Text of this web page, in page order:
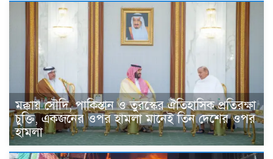
মক্কায় সৌদি, পাকিস্তান ও তুরস্কের ঐতিহাসিক প্রতিরক্ষা
চুক্তি, একজনের ওপর হামলা মানেই তিন দেশের ওপর
হামলা